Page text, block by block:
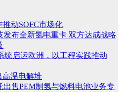
推动SOFC市场化
发布全新氢电重卡 双方达成战略
统启运欧洲，以工程实践推动
高温电解堆
售PEM制氢与燃料电池业务专